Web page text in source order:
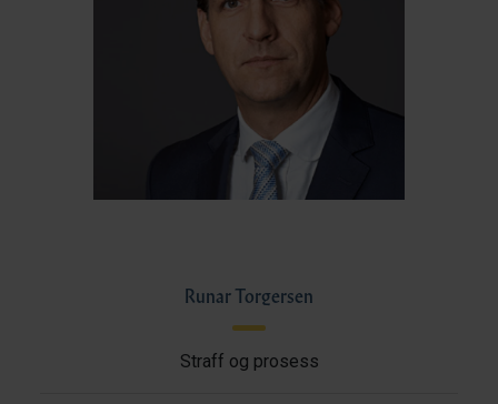
Runar Torgersen
Straff og prosess